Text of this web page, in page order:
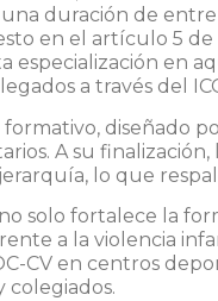
una duración de
en el artículo 5
especialización en
a través del
diseñado
. A su
lo que
solo fortalece la
a la violencia
CV en centros
colegiados.